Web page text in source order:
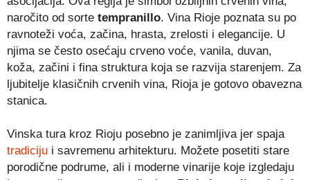
naročito od sorte tempranillo. Vina Rioje poznata su po
ravnoteži voća, začina, hrasta, zrelosti i elegancije. U
njima se često osećaju crveno voće, vanila, duvan,
koža, začini i fina struktura koja se razvija starenjem. Za
ljubitelje klasičnih crvenih vina, Rioja je gotovo obavezna
stanica.
Vinska tura kroz Rioju posebno je zanimljiva jer spaja
tradiciju i savremenu arhitekturu. Možete posetiti stare
porodične podrume, ali i moderne vinarije koje izgledaju